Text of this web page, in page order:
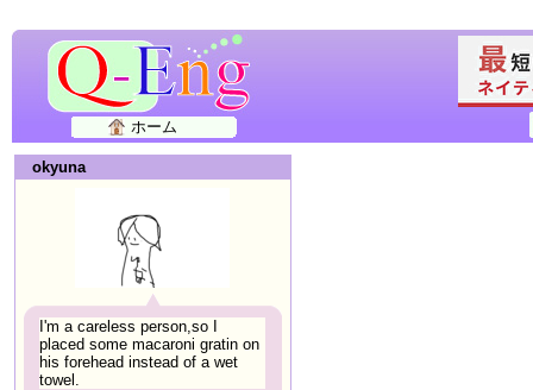
ホーム
okyuna
I'm a careless person,so I
placed some macaroni gratin on
his forehead instead of a wet
towel.